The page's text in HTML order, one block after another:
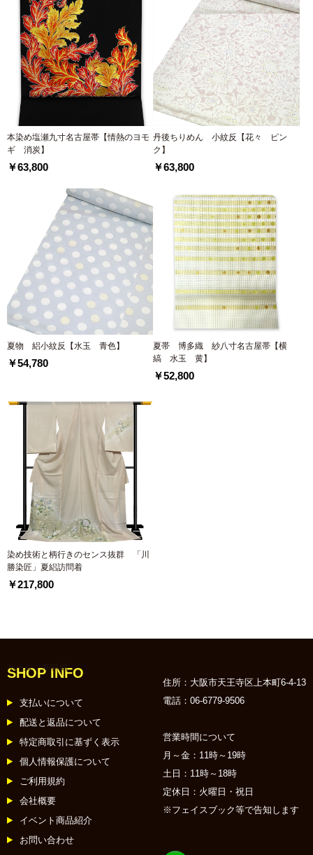
本染め塩瀬九寸名古屋帯【情熱のヨモ
ギ 消炭】
￥63,800
丹後ちりめん 小紋反【花々 ピン
ク】
￥63,800
夏物 絽小紋反【水玉 青色】
￥54,780
夏帯 博多織 紗八寸名古屋帯【横
縞 水玉 黄】
￥52,800
染め技術と柄行きのセンス抜群 「川
勝染匠」夏絽訪問着
￥217,800
ホーム:: 布科絹
SHOP INFO
支払いについて
配送と返品について
特定商取引に基ずく表示
個人情報保護について
ご利用規約
会社概要
イベント商品紹介
お問い合わせ
住所：大阪市天王寺区上本町6-4-13
電話：06-6779-9506
営業時間について
月～金：11時～19時
土日：11時～18時
定休日：火曜日・祝日
※フェイスブック等で告知します